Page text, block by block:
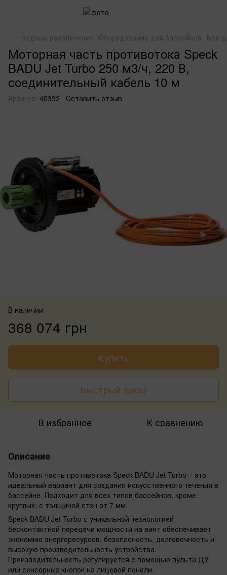
Водные развлечения Оборудование для бассейнов Все
Моторная часть противотока Speck
BADU Jet Turbo 250 м3/ч, 220 В,
соединительный кабель 10 м
Артикул: 40392 Оставить отзыв
В наличии
368 074 грн
Купить
Быстрый заказ
В избранное К сравнению
Описание
Моторная часть противотока Speck BADU Jet Turbo – это
идеальный вариант для создания искусственного течения в
бассейне. Подходит для всех типов бассейнов, кроме
круглых, с толщиной стен от 7 мм.
Speck BADU Jet Turbo с уникальной технологией
бесконтактной передачи мощности на винт обеспечивает
экономию энергоресурсов, безопасность, долговечность и
высокую производительность устройства.
Производительность регулируется с помощью пульта ДУ
или сенсорных кнопок на лицевой панели.